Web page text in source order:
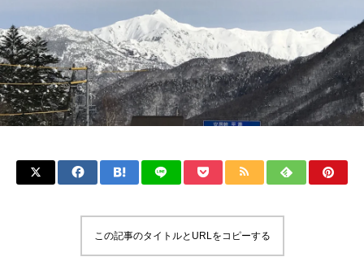
この記事のタイトルとURLをコピーする